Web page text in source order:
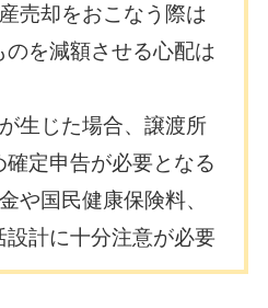
売却をおこなう際は
を減額させる心配は
生じた場合、譲渡所
定申告が必要となる
や国民健康保険料、
設計に十分注意が必要